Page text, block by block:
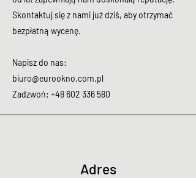
Skontaktuj się z nami już dziś, aby otrzymać
bezpłatną wycenę.
Napisz do nas:
biuro@eurookno.com.pl
Zadzwoń: +48 602 336 580
Adres